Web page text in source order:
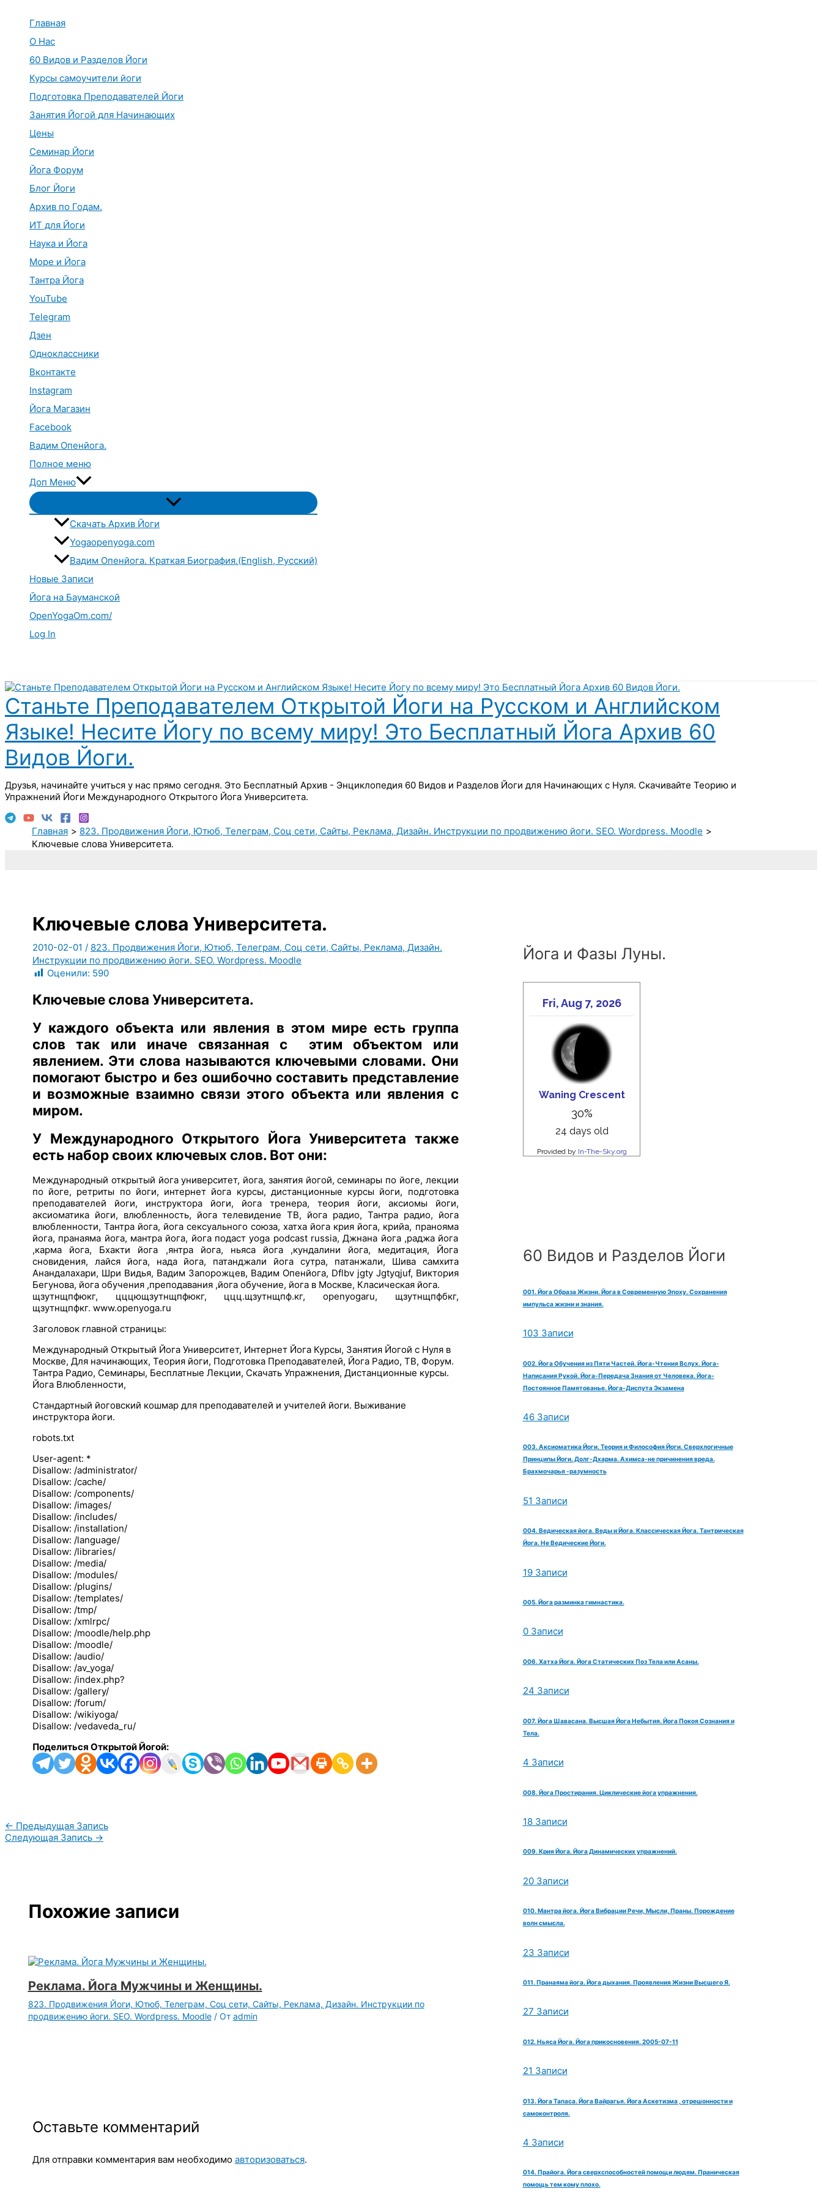
Главная
О Нас
60 Видов и Разделов Йоги
Курсы самоучители йоги
Подготовка Преподавателей Йоги
Занятия Йогой для Начинающих
Цены
Семинар Йоги
Йога Форум
Блог Йоги
Архив по Годам.
ИТ для Йоги
Наука и Йога
Море и Йога
Тантра Йога
YouTube
Telegram
Дзен
Одноклассники
Вконтакте
Instagram
Йога Магазин
Facebook
Вадим Опенйога.
Полное меню
Доп Меню
Переключатель
меню
Скачать Архив Йоги
Yogaopenyoga.com
Вадим Опенйога. Краткая Биография.(English, Русский)
Новые Записи
Йога на Бауманской
OpenYogaOm.com/
Log In
Станьте Преподавателем Открытой Йоги на Русском и Английском
Языке! Несите Йогу по всему миру! Это Бесплатный Йога Архив 60
Видов Йоги.
Друзья, начинайте учиться у нас прямо сегодня. Это Бесплатный Архив - Энциклопедия 60 Видов и Разделов Йоги для Начинающих с Нуля. Скачивайте Теорию и
Упражнений Йоги Международного Открытого Йога Университета.
Главная
823. Продвижения Йоги, Ютюб, Телеграм, Соц сети, Сайты, Реклама, Дизайн. Инструкции по продвижению йоги. SEO. Wordpress. Moodle
Ключевые слова Университета.
Ключевые слова Университета.
2010-02-01 / 823. Продвижения Йоги, Ютюб, Телеграм, Соц сети, Сайты, Реклама, Дизайн.
Инструкции по продвижению йоги. SEO. Wordpress. Moodle
Оценили: 590
Ключевые слова Университета.
У каждого объекта или явления в этом мире есть группа
слов так или иначе связанная с этим объектом или
явлением. Эти слова называются ключевыми словами. Они
помогают быстро и без ошибочно составить представление
и возможные взаимно связи этого объекта или явления с
миром.
У Международного Открытого Йога Университета также
есть набор своих ключевых слов. Вот они:
Международный открытый йога университет, йога, занятия йогой, семинары по йоге, лекции
по йоге, ретриты по йоги, интернет йога курсы, дистанционные курсы йоги, подготовка
преподавателей йоги, инструктора йоги, йога тренера, теория йоги, аксиомы йоги,
аксиоматика йоги, влюбленность, йога телевидение ТВ, йога радио, Тантра радио, йога
влюбленности, Тантра йога, йога сексуального союза, хатха йога крия йога, крийа, пранояма
йога, пранаяма йога, мантра йога, йога подаст yoga podcast russia, Джнана йога ,раджа йога
,карма йога, Бхакти йога ,янтра йога, ньяса йога ,кундалини йога, медитация, Йога
сновидения, лайся йога, нада йога, патанджали йога сутра, патанжали, Шива самхита
Анандалахари, Шри Видья, Вадим Запорожцев, Вадим Опенйога, Dflbv jgty Jgtyqjuf, Виктория
Бегунова, йога обучения ,преподавания ,йога обучение, йога в Москве, Класическая йога.
щзутнщпфюкг, цццющзутнщпфюкг, ццц.щзутнщпф.кг, openyogaru, щзутнщпфбкг,
щзутнщпфкг. www.openyoga.ru
Заголовок главной страницы:
Международный Открытый Йога Университет, Интернет Йога Курсы, Занятия Йогой с Нуля в
Москве, Для начинающих, Теория йоги, Подготовка Преподавателей, Йога Радио, ТВ, Форум.
Тантра Радио, Семинары, Бесплатные Лекции, Скачать Упражнения, Дистанционные курсы.
Йога Влюбленности,
Стандартный йоговский кошмар для преподавателей и учителей йоги. Выживание
инструктора йоги.
robots.txt
User-agent: *
Disallow: /administrator/
Disallow: /cache/
Disallow: /components/
Disallow: /images/
Disallow: /includes/
Disallow: /installation/
Disallow: /language/
Disallow: /libraries/
Disallow: /media/
Disallow: /modules/
Disallow: /plugins/
Disallow: /templates/
Disallow: /tmp/
Disallow: /xmlrpc/
Disallow: /moodle/help.php
Disallow: /moodle/
Disallow: /audio/
Disallow: /av_yoga/
Disallow: /index.php?
Disallow: /gallery/
Disallow: /forum/
Disallow: /wikiyoga/
Disallow: /vedaveda_ru/
Поделиться Открытой Йогой:
← Предыдущая Запись
Следующая Запись →
Похожие записи
Реклама. Йога Мужчины и Женщины.
823. Продвижения Йоги, Ютюб, Телеграм, Соц сети, Сайты, Реклама, Дизайн. Инструкции по
продвижению йоги. SEO. Wordpress. Moodle/ От admin
Оставьте комментарий
Для отправки комментария вам необходимо авторизоваться.
Йога и Фазы Луны.
60 Видов и Разделов Йоги
001. Йога Образа Жизни. Йога в Современную Эпоху. Сохранения
импульса жизни и знания.
103 Записи
002. Йога Обучения из Пяти Частей. Йога-Чтения Вслух. Йога-
Написания Рукой. Йога-Передача Знания от Человека. Йога-
Постоянное Памятованье. Йога-Диспута Экзамена
46 Записи
003. Аксиоматика Йоги. Теория и Философия Йоги. Сверхлогичные
Принципы Йоги. Долг-Дхарма. Ахимса-не причинения вреда.
Брахмочарья -разумность
51 Записи
004. Ведическая йога. Веды и Йога. Классическая Йога. Тантрическая
Йога. Не Ведические Йоги.
19 Записи
005. Йога разминка гимнастика.
0 Записи
006. Хатха Йога. Йога Статических Поз Тела или Асаны.
24 Записи
007. Йога Шавасана. Высшая Йога Небытия. Йога Покоя Сознания и
Тела.
4 Записи
008. Йога Простирания. Циклические йога упражнения.
18 Записи
009. Крия Йога. Йога Динамических упражнений.
20 Записи
010. Мантра йога. Йога Вибрации Речи, Мысли, Праны. Порождение
волн смысла.
23 Записи
011. Пранаяма йога. Йога дыхания. Проявления Жизни Высшего Я.
27 Записи
012. Ньяса Йога. Йога прикосновения. 2005-07-11
21 Записи
013. Йога Тапаса. Йога Вайрагья. Йога Аскетизма , отрешонности и
самоконтроля.
4 Записи
014. Прайога. Йога сверхспособностей помощи людям. Праническая
помощь тем кому плохо.